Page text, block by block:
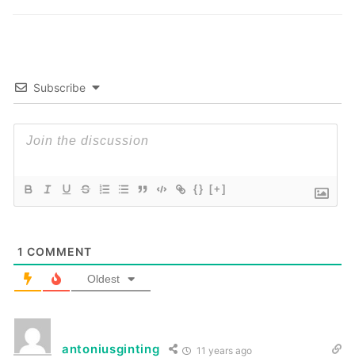
Subscribe
{} [+]
1 COMMENT
Oldest
antoniusginting 11 years ago